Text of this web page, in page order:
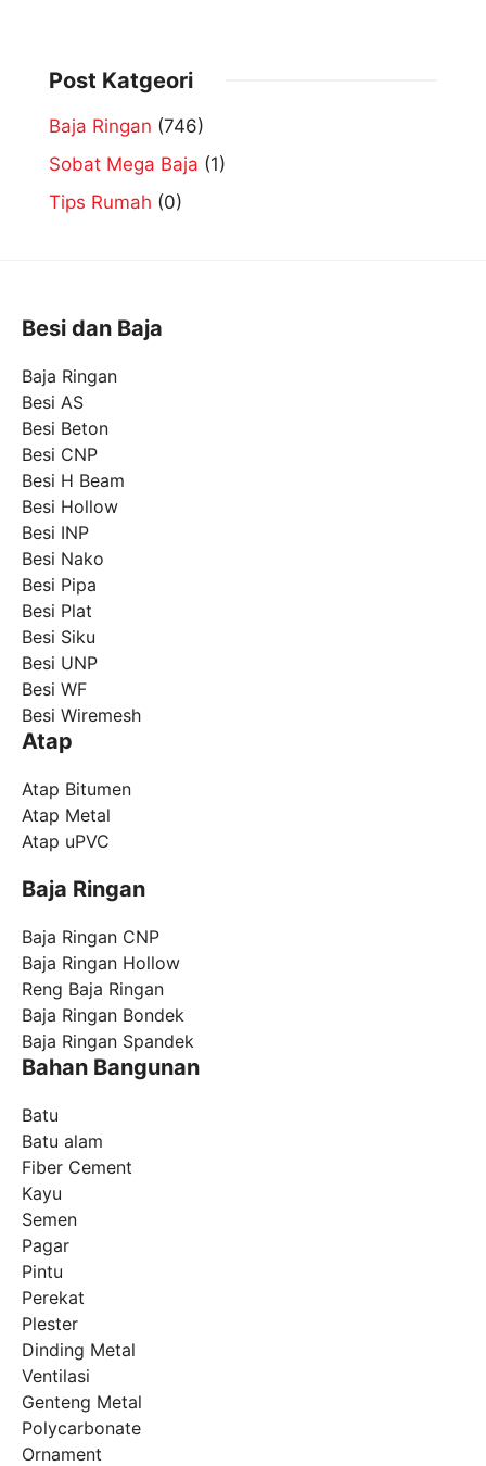
Post Katgeori
Baja Ringan (746)
Sobat Mega Baja (1)
Tips Rumah (0)
Besi dan Baja
Baja Ringan
Besi AS
Besi Beton
Besi CNP
Besi H Beam
Besi Hollow
Besi INP
Besi Nako
Besi Pipa
Besi Plat
Besi Siku
Besi UNP
Besi WF
Besi Wiremesh
Atap
Atap Bitumen
Atap Metal
Atap uPVC
Baja Ringan
Baja Ringan CNP
Baja Ringan Hollow
Reng Baja Ringan
Baja Ringan Bondek
Baja Ringan Spandek
Bahan Bangunan
Batu
Batu alam
Fiber Cement
Kayu
Semen
Pagar
Pintu
Perekat
Plester
Dinding Metal
Ventilasi
Genteng Metal
Polycarbonate
Ornament